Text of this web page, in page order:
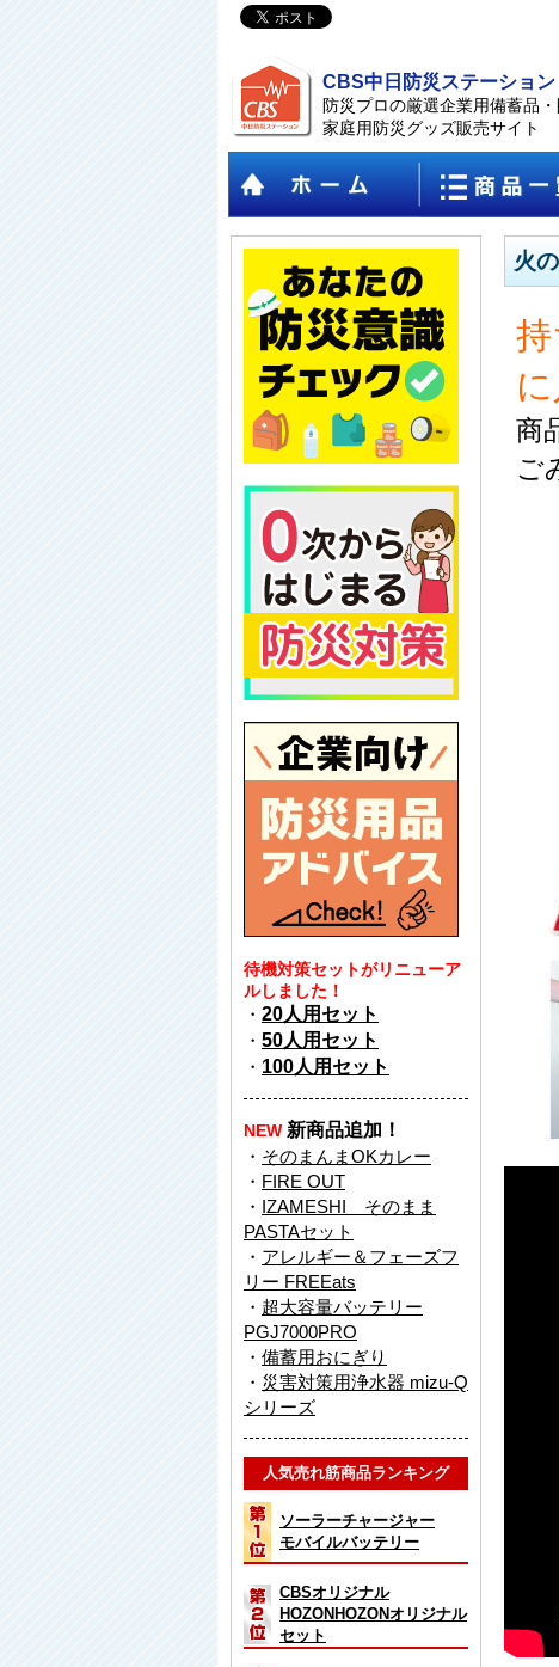
CBS中日防災ステーション
防災プロの厳選企業用備蓄品・
家庭用防災グッズ販売サイト
火
商
ご
待機対策セットがリニューア
ルしました！
・ 20人用セット
・ 50人用セット
・ 100人用セット
NEW 新商品追加！
・ そのまんまOKカレー
・ FIRE OUT
・ IZAMESHI そのまま
PASTAセット
・ アレルギー＆フェーズフ
リー FREEats
・ 超大容量バッテリー
PGJ7000PRO
・ 備蓄用おにぎり
・ 災害対策用浄水器 mizu-Q
シリーズ
人気売れ筋商品ランキング
ソーラーチャージャー
モバイルバッテリー
CBSオリジナル
HOZONHOZONオリジナル
セット